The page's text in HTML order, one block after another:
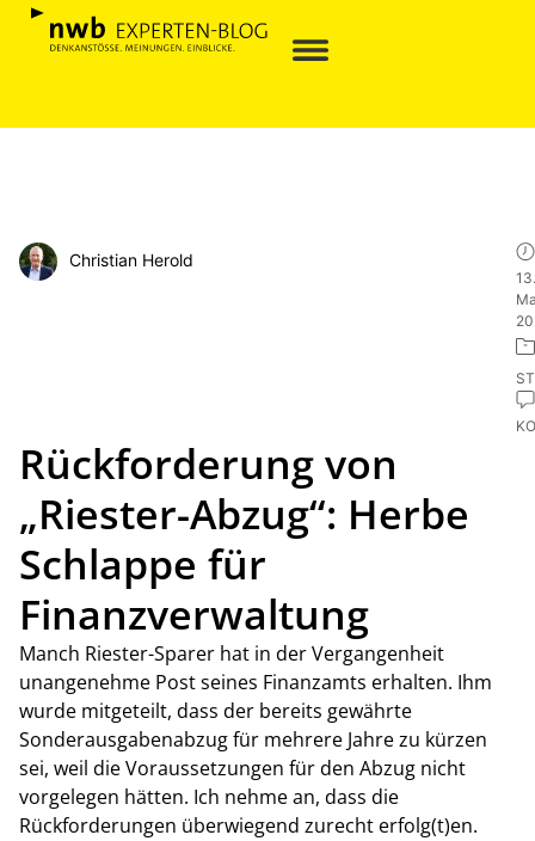
Christian Herold
13.
Rückforderung von
„Riester-Abzug“: Herbe
Schlappe für
Finanzverwaltung
Manch Riester-Sparer hat in der Vergangenheit
unangenehme Post seines Finanzamts erhalten. Ihm
wurde mitgeteilt, dass der bereits gewährte
Sonderausgabenabzug für mehrere Jahre zu kürzen
sei, weil die Voraussetzungen für den Abzug nicht
vorgelegen hätten. Ich nehme an, dass die
Rückforderungen überwiegend zurecht erfolg(t)en.